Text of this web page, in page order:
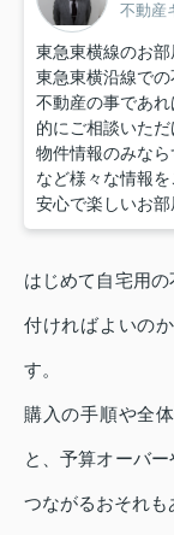
不動産
東急東横線のお
東急東横沿線での
不動産の事であ
的にご相談いただ
物件情報のみな
など様々な情報を
安心で楽しいお
はじめて自宅用
付ければよいの
す。
購入の手順や全
と、予算オーバ
つながるおそれも